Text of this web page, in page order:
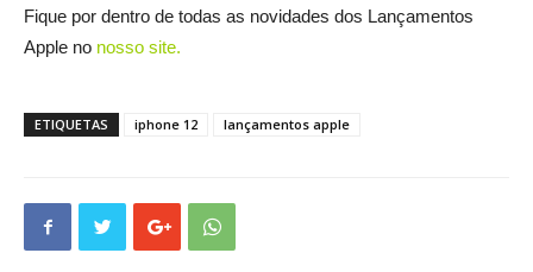
Fique por dentro de todas as novidades dos Lançamentos
Apple no nosso site.
ETIQUETAS iphone 12 lançamentos apple